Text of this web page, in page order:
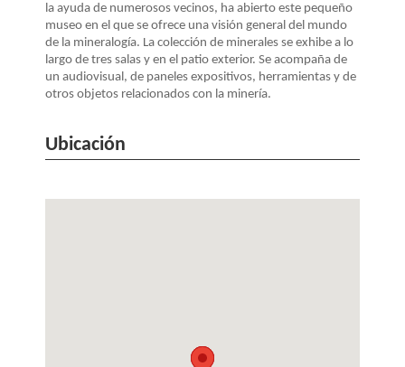
la ayuda de numerosos vecinos, ha abierto este pequeño
museo en el que se ofrece una visión general del mundo
de la mineralogía. La colección de minerales se exhibe a lo
largo de tres salas y en el patio exterior. Se acompaña de
un audiovisual, de paneles expositivos, herramientas y de
otros objetos relacionados con la minería.
Ubicación